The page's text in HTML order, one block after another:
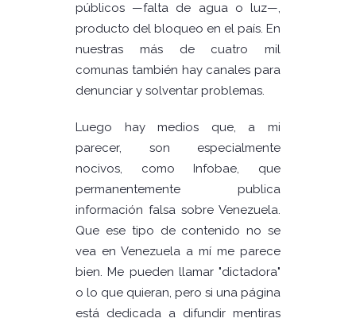
públicos —falta de agua o luz—,
producto del bloqueo en el país. En
nuestras más de cuatro mil
comunas también hay canales para
denunciar y solventar problemas.
Luego hay medios que, a mi
parecer, son especialmente
nocivos, como Infobae, que
permanentemente publica
información falsa sobre Venezuela.
Que ese tipo de contenido no se
vea en Venezuela a mí me parece
bien. Me pueden llamar "dictadora"
o lo que quieran, pero si una página
está dedicada a difundir mentiras